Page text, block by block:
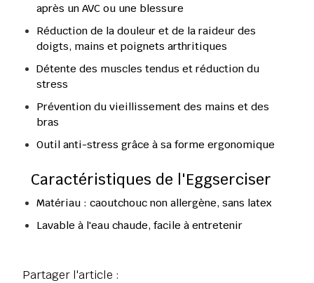
après un AVC ou une blessure
Réduction de la douleur et de la raideur
doigts, mains et poignets arthritiques
Détente des muscles tendus et réduction du
stress
Prévention du vieillissement des mains et des
bras
Outil anti-stress grâce à sa forme ergonomique
Caractéristiques de l'Eggserciser
Matériau : caoutchouc non allergène, sans latex
Lavable à l'eau chaude, facile à entretenir
Partager l'article :